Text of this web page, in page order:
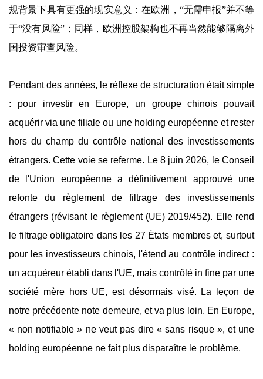
规背景下具有更强的现实意义：在欧洲，“无需申报”并不等
于“没有风险”；同样，欧洲控股架构也不再当然能够隔离外
国投资审查风险。
Pendant des années, le réflexe de structuration était simple
: pour investir en Europe, un groupe chinois pouvait
acquérir via une filiale ou une holding européenne et rester
hors du champ du contrôle national des investissements
étrangers. Cette voie se referme. Le 8 juin 2026, le Conseil
de l'Union européenne a définitivement approuvé une
refonte du règlement de filtrage des investissements
étrangers (révisant le règlement (UE) 2019/452). Elle rend
le filtrage obligatoire dans les 27 États membres et, surtout
pour les investisseurs chinois, l'étend au contrôle indirect :
un acquéreur établi dans l'UE, mais contrôlé in fine par une
société mère hors UE, est désormais visé. La leçon de
notre précédente note demeure, et va plus loin. En Europe,
« non notifiable » ne veut pas dire « sans risque », et une
holding européenne ne fait plus disparaître le problème.